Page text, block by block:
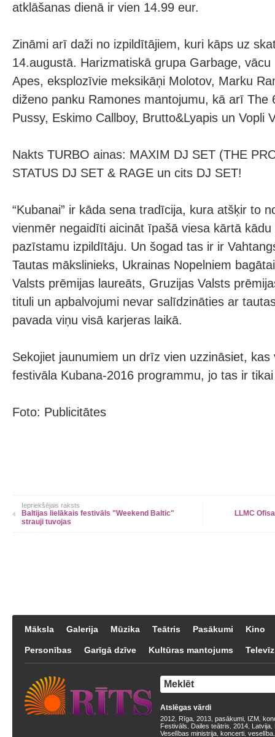
atklāšanas dienā ir vien 14.99 eur.
Zināmi arī daži no izpildītājiem, kuri kāps uz
14.augustā. Harizmatiskā grupa Garbage,
Apes, eksplozīvie meksikāņi Molotov, Marku
diženo panku Ramones mantojumu, kā arī The
Pussy, Eskimo Callboy, Brutto&Lyapis un Vopli
Nakts TURBO ainas: MAXIM DJ SET (THE
STATUS DJ SET & RAGE un cits DJ SET!
“Kubanai” ir kāda sena tradīcija, kura atšķir to
vienmēr negaidīti aicināt īpašā viesa kārtā
pazīstamu izpildītāju. Un šogad tas ir ir
Tautas mākslinieks, Ukrainas Nopelniem
Valsts prēmijas laureāts, Gruzijas Valsts
tituli un apbalvojumi nevar salīdzināties ar
pavada viņu visā karjeras laikā.
Sekojiet jaunumiem un drīz vien uzzināsiet, kas
festivāla Kubana-2016 programmu, jo tas ir
Foto: Publicitātes
Iepriekšējais raksts
Baltijas lielākais festivāls "Weekend Baltic"
strauji tuvojas
LLMC
Māksla Galerija Mūzika Teātris Pasākumi Kino
Personības Garīgā dzīve Kultūras mantojums
Atslēgas vārdi
2012 Rīga 2013 pasākumi IZM
Festivāls
Dailes teātris 2014 Latvija
Veselības ministrija koncerti veselība